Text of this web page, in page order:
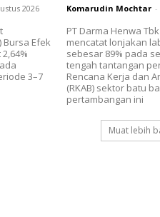
2026
Bursa Efek
3–7
Komarudin Mochtar -
PT Darma Henwa Tbk
mencatat lonjakan
sebesar 89% pada
tengah tantangan
Rencana Kerja dan
(RKAB) sektor batu
pertambangan ini
Muat lebih